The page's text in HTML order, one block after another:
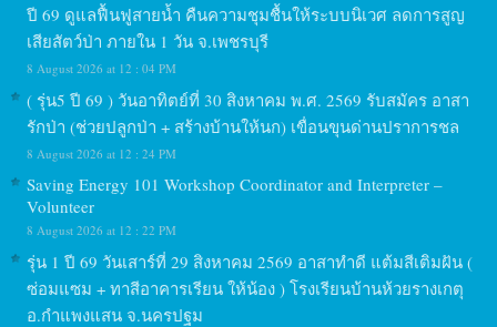
ปี 69 ดูแลฟื้นฟูสายน้ำ คืนความชุมชื้นให้ระบบนิเวศ ลดการสูญ
เสียสัตว์ป่า ภายใน 1 วัน จ.เพชรบุรี
8 August 2026 at 12 : 04 PM
( รุ่น5 ปี 69 ) วันอาทิตย์ที่ 30 สิงหาคม พ.ศ. 2569 รับสมัคร อาสา
รักป่า (ช่วยปลูกป่า + สร้างบ้านให้นก) เขื่อนขุนด่านปราการชล
8 August 2026 at 12 : 24 PM
Saving Energy 101 Workshop Coordinator and Interpreter –
Volunteer
8 August 2026 at 12 : 22 PM
รุ่น 1 ปี 69 วันเสาร์ที่ 29 สิงหาคม 2569 อาสาทำดี แต้มสีเติมฝัน (
ซ่อมแซม + ทาสีอาคารเรียน ให้น้อง ) โรงเรียนบ้านห้วยรางเกตุ
อ.กำแพงแสน จ.นครปฐม